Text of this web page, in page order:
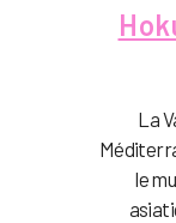
La
le